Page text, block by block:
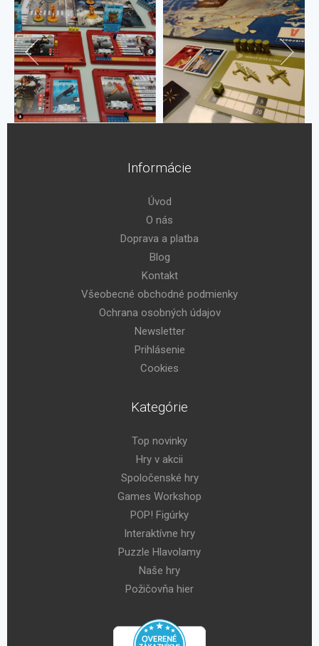
Informácie
Úvod
O nás
Doprava a platba
Blog
Kontakt
Všeobecné obchodné podmienky
Ochrana osobných údajov
Newsletter
Prihlásenie
Cookies
Kategórie
Top novinky
Hry v akcii
Spoločenské hry
Games Workshop
POP! Figúrky
Interaktívne hry
Puzzle Hlavolamy
Naše hry
Požičovňa hier